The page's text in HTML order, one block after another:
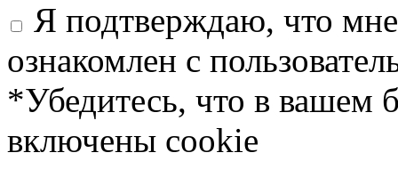
Я подтверждаю, что
ознакомлен с
*Убедитесь, что в вашем
включены cookie